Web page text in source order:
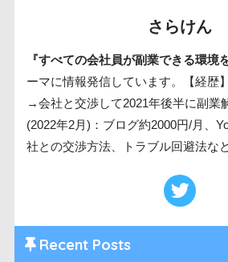
さらけん
『すべての会社員が副業できる環境
ーマに情報発信しています。【経歴
→会社と交渉して2021年後半に副業
(2022年2月)：ブログ約2000円/月、
社との交渉方法、トラブル回避法な
Recent Posts